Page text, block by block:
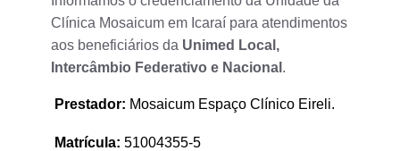
Clínica Mosaicum em Icaraí para atendimentos
aos beneficiários da Unimed Local,
Intercâmbio Federativo e Nacional .
Prestador: Mosaicum Espaço Clínico Eireli.
Matrícula: 51004355-5